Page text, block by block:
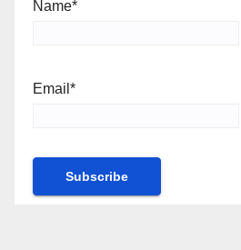
Name*
Email*